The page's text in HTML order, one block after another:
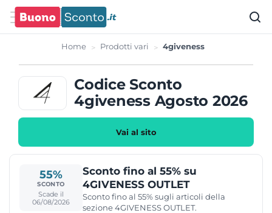
Home Prodotti vari 4giveness
Codice Sconto
4giveness Agosto 2026
Vai al sito
55%
SCONTO
Scade il
06/08/2026
Sconto fino al 55% su
4GIVENESS OUTLET
Sconto fino al 55% sugli articoli della
sezione 4GIVENESS OUTLET.